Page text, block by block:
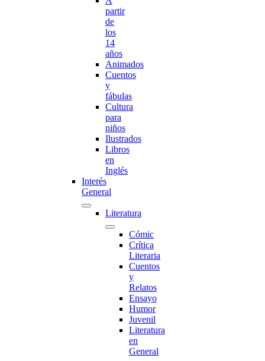
partir
de
los
14
años
Animados
Cuentos
y
fábulas
Cultura
para
niños
Ilustrados
Libros
en
Inglés
Interés
General
Literatura
Cómic
Crítica
Literaria
Cuentos
y
Relatos
Ensayo
Humor
Juvenil
Literatura
en
General